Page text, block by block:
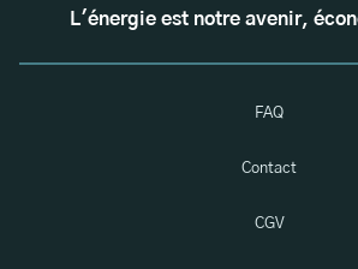
L'énergie est notre avenir,
FAQ
Contact
CGV